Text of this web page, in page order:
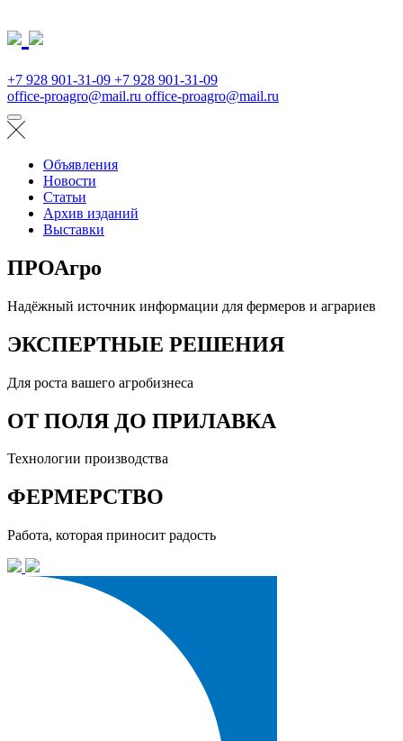
+7 928 901-31-09 +7 928 901-31-09
office-proagro@mail.ru office-proagro@mail.ru
Объявления
Новости
Статьи
Архив изданий
Выставки
ПРОАгро
Надёжный источник информации для фермеров и аграриев
ЭКСПЕРТНЫЕ РЕШЕНИЯ
Для роста вашего агробизнеса
ОТ ПОЛЯ ДО ПРИЛАВКА
Технологии производства
ФЕРМЕРСТВО
Работа, которая приносит радость